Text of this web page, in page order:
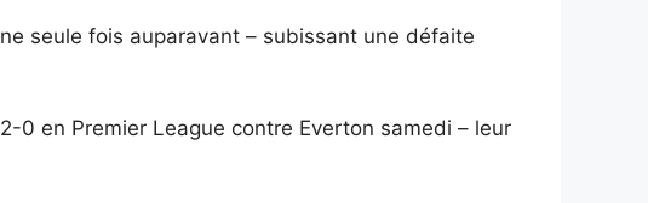
seule fois auparavant – subissant une défaite
0 en Premier League contre Everton samedi – leur